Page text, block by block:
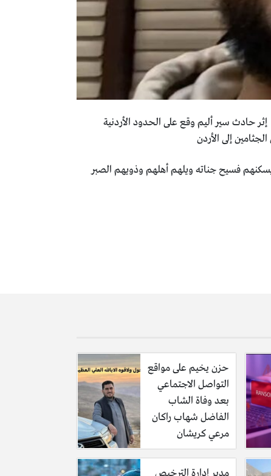
حادث سير أليم وقع على الحدود الأردنية
إلى الأردن
فسيح جناته ويلهم أهلهم وذويهم الصبر
حزن يخيم على مواقع
التواصل الاجتماعي
بعد وفاة الشاب
الفاضل شهاب راكان
مرعي كريشان
مدير إدارة الترخيص